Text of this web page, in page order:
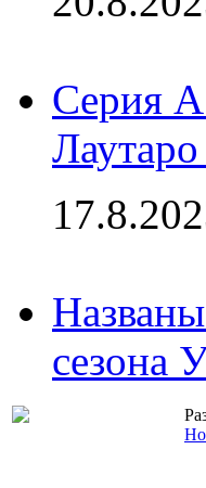
Серия
сезона